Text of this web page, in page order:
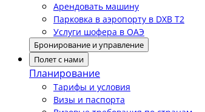
Арендовать машину
Парковка в аэропорту в DXB T2
Услуги шофера в ОАЭ
Бронирование и управление
Полет с нами
Планирование
Тарифы и условия
Визы и паспорта